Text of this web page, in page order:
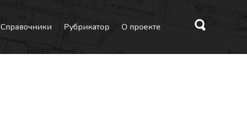
Справочники Рубрикатор О проекте